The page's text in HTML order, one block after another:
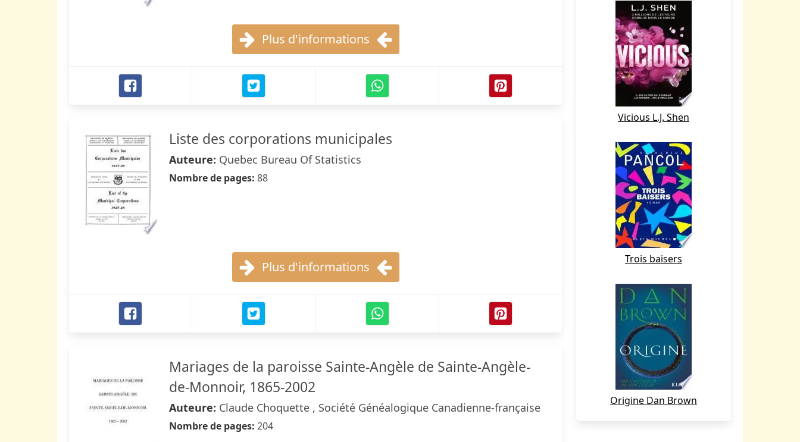
Plus d'informations
Liste des corporations municipales
Auteure: Quebec Bureau Of Statistics
Nombre de pages: 88
Plus d'informations
Mariages de la paroisse Sainte-Angèle de Sainte-Angèle-
de-Monnoir, 1865-2002
Auteure: Claude Choquette , Société Généalogique Canadienne-française
Nombre de pages: 204
Vicious L.J. Shen
Trois baisers
Origine Dan Brown